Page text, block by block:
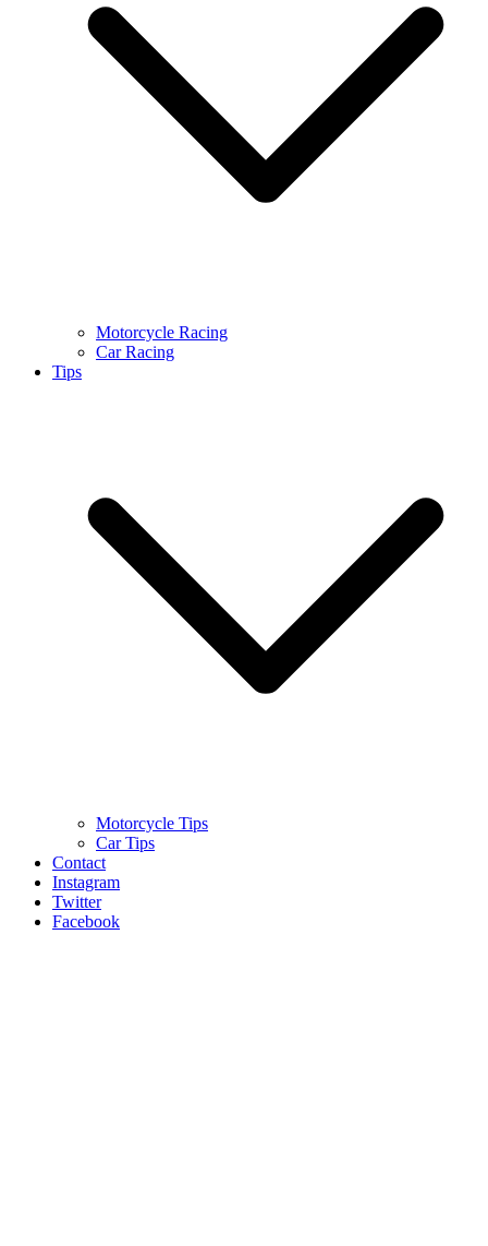
Motorcycle Racing
Car Racing
Tips
Motorcycle Tips
Car Tips
Contact
Instagram
Twitter
Facebook